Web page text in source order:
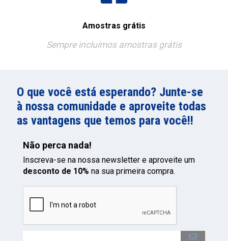
Amostras grátis
Sempre incluímos amostras grátis
O que você está esperando? Junte-se
à nossa comunidade e aproveite todas
as vantagens que temos para você!!
Não perca nada!
Inscreva-se na nossa newsletter e aproveite um
desconto de 10% na sua primeira compra.